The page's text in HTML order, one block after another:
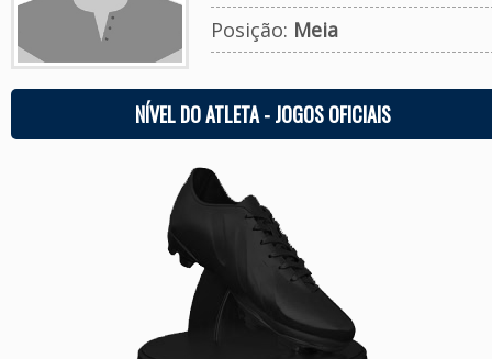
Posição: Meia
NÍVEL DO ATLETA - JOGOS OFICIAIS